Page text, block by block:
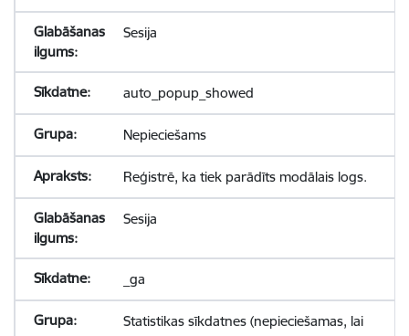
Sesija
auto_popup_showed
Nepieciešams
Reģistrē, ka tiek parādīts modālais logs.
Sesija
_ga
Statistikas sīkdatnes (nepieciešamas, lai